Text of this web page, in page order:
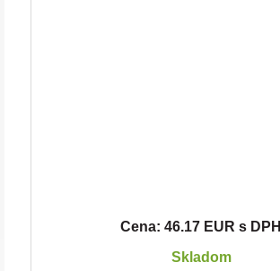
Cena: 46.17 EUR s DPH
Skladom